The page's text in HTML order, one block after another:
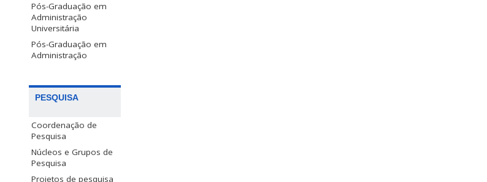
Pós-Graduação em
Administração
Universitária
Pós-Graduação em
Administração
PESQUISA
Coordenação de
Pesquisa
Núcleos e Grupos de
Pesquisa
Projetos de pesquisa